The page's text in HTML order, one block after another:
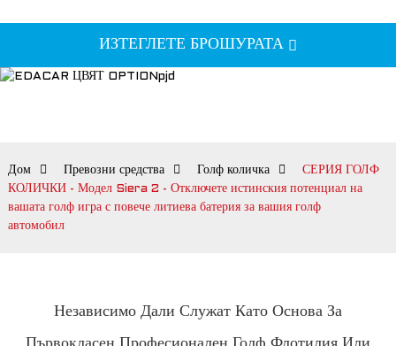
ИЗТЕГЛЕТЕ БРОШУРАТА
Дом Превозни средства Голф количка
СЕРИЯ ГОЛФ
КОЛИЧКИ - Модел Siera 2 - Отключете истинския потенциал на
вашата голф игра с повече литиева батерия за вашия голф
автомобил
Независимо Дали Служат Като Основа За